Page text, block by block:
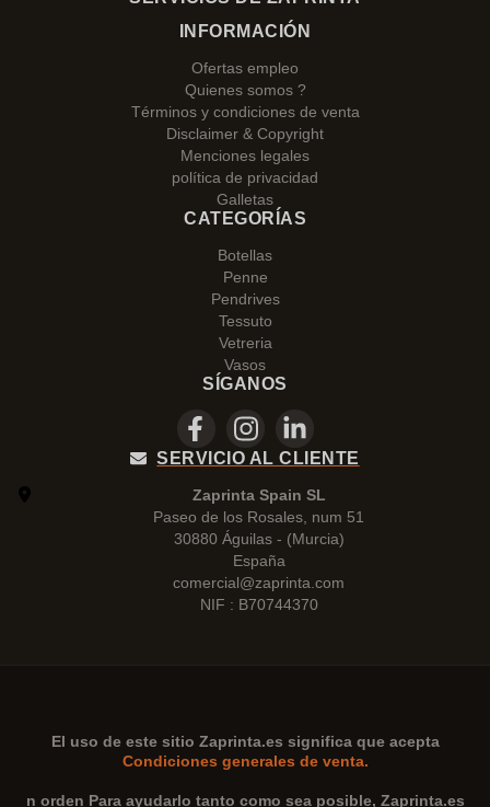
INFORMACIÓN
Ofertas empleo
Quienes somos ?
Términos y condiciones de venta
Disclaimer & Copyright
Menciones legales
política de privacidad
Galletas
CATEGORÍAS
Botellas
Penne
Pendrives
Tessuto
Vetreria
Vasos
SÍGANOS
SERVICIO AL CLIENTE
Zaprinta Spain SL
Paseo de los Rosales, num 51
30880 Águilas - (Murcia)
España
comercial@zaprinta.com
NIF : B70744370
El uso de este sitio Zaprinta.es significa que acepta
Condiciones generales de venta.
n orden Para ayudarlo tanto como sea posible, Zaprinta.es